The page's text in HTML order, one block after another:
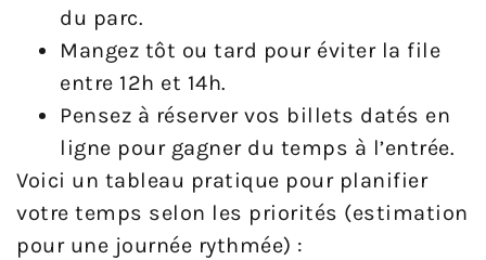
du parc.
Mangez tôt ou tard pour éviter la file
entre 12h et 14h.
Pensez à réserver vos billets datés en
ligne pour gagner du temps à l’entrée.
Voici un tableau pratique pour planifier
votre temps selon les priorités (estimation
pour une journée rythmée) :